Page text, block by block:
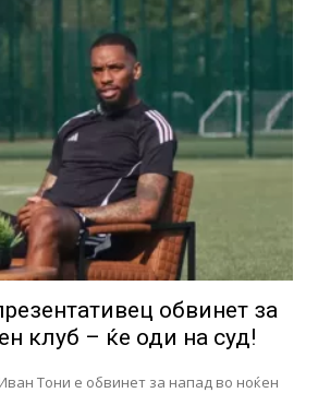
обвинет за
клуб – ќе оди на суд!
Тони е обвинет за напад во ноќен